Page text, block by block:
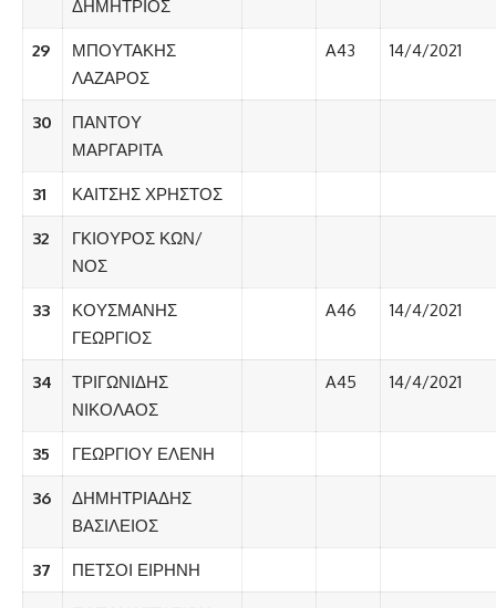
ΔΗΜΗΤΡΙΟΣ
29
ΜΠΟΥΤΑΚΗΣ
ΛΑΖΑΡΟΣ
A43 14/4/2021
30
ΠΑΝΤΟΥ
ΜΑΡΓΑΡΙΤΑ
31 ΚΑΙΤΣΗΣ ΧΡΗΣΤΟΣ
32
ΓΚΙΟΥΡΟΣ ΚΩΝ/
ΝΟΣ
33
ΚΟΥΣΜΑΝΗΣ
ΓΕΩΡΓΙΟΣ
A46 14/4/2021
34
ΤΡΙΓΩΝΙΔΗΣ
ΝΙΚΟΛΑΟΣ
A45 14/4/2021
35 ΓΕΩΡΓΙΟΥ ΕΛΕΝΗ
36
ΔΗΜΗΤΡΙΑΔΗΣ
ΒΑΣΙΛΕΙΟΣ
37 ΠΕΤΣΟΙ ΕΙΡΗΝΗ